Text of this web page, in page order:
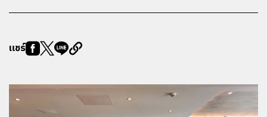
แชร์